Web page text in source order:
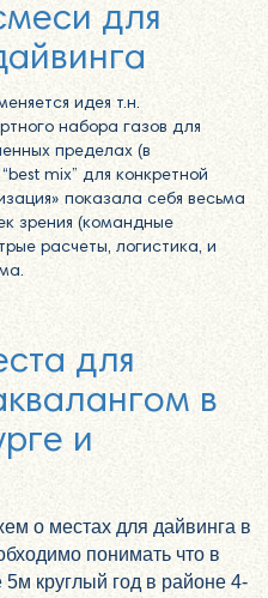
для
идея т.н.
набора газов для
пределах (в
mix” для конкретной
показала себя весьма
зрения (командные
расчеты, логистика, и
для
в
и
о местах для дайвинга в
понимать что в
круглый год в районе 4-